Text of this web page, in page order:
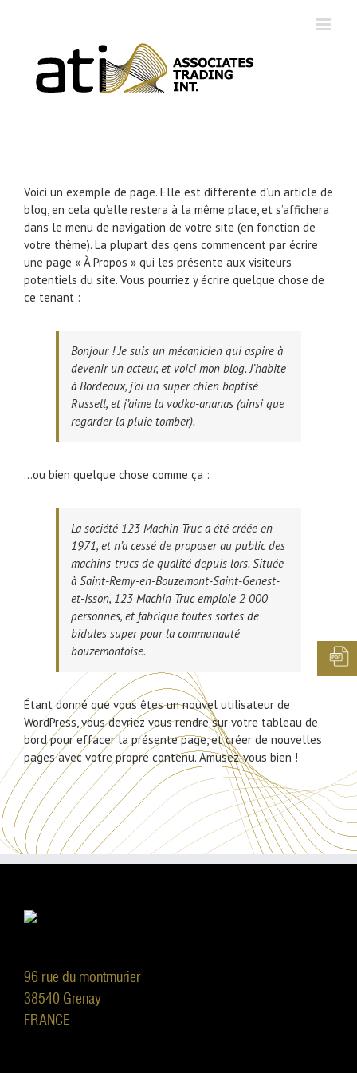
Voici un exemple de page. Elle est différente d’un article de
blog, en cela qu’elle restera à la même place, et s’affichera
dans le menu de navigation de votre site (en fonction de
votre thème). La plupart des gens commencent par écrire
une page « À Propos » qui les présente aux visiteurs
potentiels du site. Vous pourriez y écrire quelque chose de
ce tenant :
Bonjour ! Je suis un mécanicien qui aspire à
devenir un acteur, et voici mon blog. J’habite
à Bordeaux, j’ai un super chien baptisé
Russell, et j’aime la vodka-ananas (ainsi que
regarder la pluie tomber).
…ou bien quelque chose comme ça :
La société 123 Machin Truc a été créée en
1971, et n’a cessé de proposer au public des
machins-trucs de qualité depuis lors. Située
à Saint-Remy-en-Bouzemont-Saint-Genest-
et-Isson, 123 Machin Truc emploie 2 000
personnes, et fabrique toutes sortes de
bidules super pour la communauté
bouzemontoise.
Étant donné que vous êtes un nouvel utilisateur de
WordPress, vous devriez vous rendre sur votre tableau de
bordpour effacer la présente page, et créer de nouvelles
pages avec votre propre contenu. Amusez-vous bien !
96 rue du montmurier
38540 Grenay
FRANCE